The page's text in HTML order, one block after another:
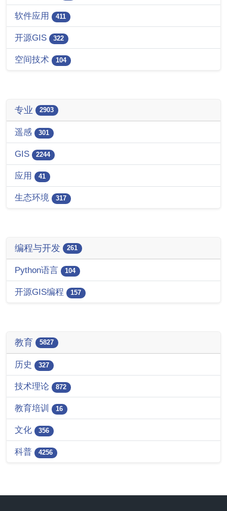
软件应用 411
开源GIS 322
空间技术 104
专业 2903
遥感 301
GIS 2244
应用 41
生态环境 317
编程与开发 261
Python语言 104
开源GIS编程 157
教育 5827
历史 327
技术理论 872
教育培训 16
文化 356
科普 4256